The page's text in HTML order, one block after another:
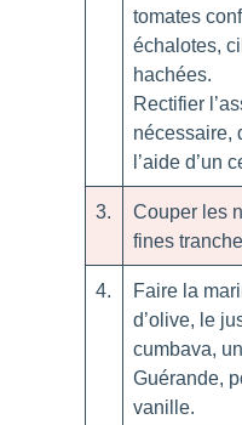
tomates
échalotes,
hachées.
Rectifier
nécessaire,
l’aide d’un
3.
Couper les
fines
4.
Faire la
d’olive, le
cumbava,
Guérande,
vanille.